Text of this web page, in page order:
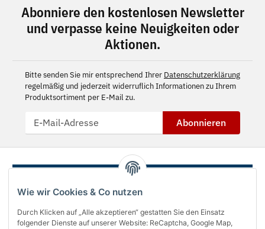
Wie wir Cookies & Co nutzen
Durch Klicken auf „Alle akzeptieren“ gestatten Sie den Einsatz
folgender Dienste auf unserer Website: ReCaptcha, Google Map,
Abonniere den kostenlosen Newsletter
und verpasse keine Neuigkeiten oder
Aktionen.
Bitte senden Sie mir entsprechend Ihrer Datenschutzerklärung
regelmäßig und jederzeit widerruflich Informationen zu Ihrem
Produktsortiment per E-Mail zu.
Abonnieren